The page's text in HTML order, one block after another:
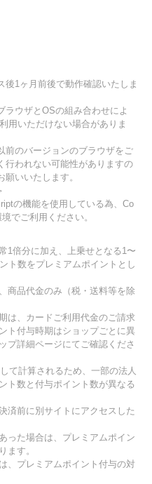
1ヶ月前後で動作確認いたしま
ウザとOSの組み合わせによ
用いただけない場合がありま
のバージョンのブラウザをご
行われない可能性がありますの
いいたします。
の機能を使用している為、Co
でご利用ください。
1倍分に加え、上乗せとなる1〜
ト数をプレミアムポイントとし
商品代金のみ（税・送料等を除
は、カードご利用代金のご請求
ト付与時期はショップごとに異
プ詳細ページにてご確認くださ
て計算されるため、一部の法人
ト数と付与ポイント数が異なる
済前に別サイトにアクセスした
った場合は、プレミアムポイン
ます。
、プレミアムポイント付与の対